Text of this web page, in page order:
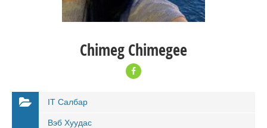
Chimeg Chimegee
IT Салбар
Вэб Хуудас